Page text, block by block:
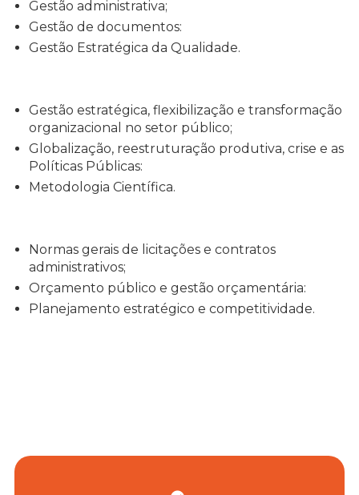
Gestão administrativa;
Gestão de documentos:
Gestão Estratégica da Qualidade.
Gestão estratégica, flexibilização e transformação
organizacional no setor público;
Globalização, reestruturação produtiva, crise e as
Políticas Públicas:
Metodologia Científica.
Normas gerais de licitações e contratos
administrativos;
Orçamento público e gestão orçamentária:
Planejamento estratégico e competitividade.